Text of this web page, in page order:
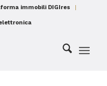
immobili DIGIres